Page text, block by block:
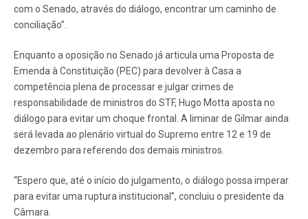
com o Senado, através do diálogo, encontrar um caminho de
conciliação”.
Enquanto a oposição no Senado já articula uma Proposta de
Emenda à Constituição (PEC) para devolver à Casa a
competência plena de processar e julgar crimes de
responsabilidade de ministros do STF, Hugo Motta aposta no
diálogo para evitar um choque frontal. A liminar de Gilmar ainda
será levada ao plenário virtual do Supremo entre 12 e 19 de
dezembro para referendo dos demais ministros.
“Espero que, até o início do julgamento, o diálogo possa imperar
para evitar uma ruptura institucional”, concluiu o presidente da
Câmara.